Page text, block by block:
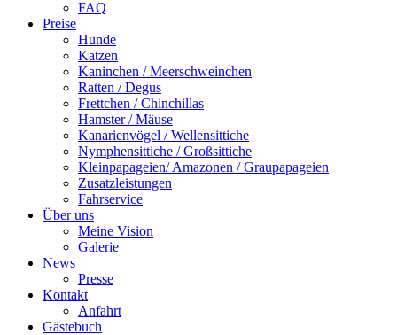
FAQ
Preise
Hunde
Katzen
Kaninchen / Meerschweinchen
Ratten / Degus
Frettchen / Chinchillas
Hamster / Mäuse
Kanarienvögel / Wellensittiche
Nymphensittiche / Großsittiche
Kleinpapageien/ Amazonen / Graupapageien
Zusatzleistungen
Fahrservice
Über uns
Meine Vision
Galerie
News
Presse
Kontakt
Anfahrt
Gästebuch